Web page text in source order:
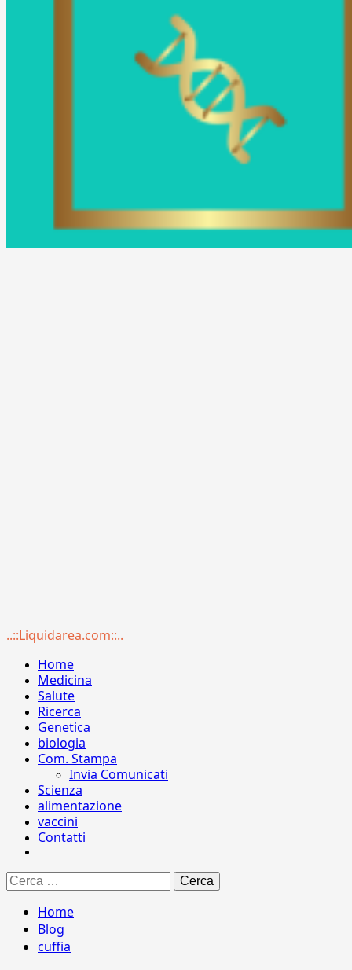
Menu
..::Liquidarea.com::..
Home
Medicina
Salute
Ricerca
Genetica
biologia
Com. Stampa
Invia Comunicati
Scienza
alimentazione
vaccini
Contatti
Ricerca
per:
Home
Blog
cuffia